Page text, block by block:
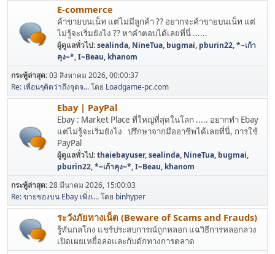
E-commerce
ค้าขายบนเน็ท แต่ไม่มีลูกค้า ?? อยากจะค้าขายบนเน็ท แต่
ไม่รู้จะเริ่มยังไง ?? หาคำตอบได้เลยที่นี่ ......
ผู้ดูแลทั่วไป:sealinda, NineTua, bugmai, pburin22,*~เก้า
คุง~*,I~Beau, khanom
กระทู้ล่าสุด:03 สิงหาคม 2026, 00:00:37
Re: เพื่อนๆคิดว่าถึงจุดจ...โดย Loadgame-pc.com
Ebay | PayPal
Ebay : Market Place ที่ใหญ่ที่สุดในโลก ..... อยากทำ Ebay
แต่ไม่รู้จะเริ่มยังไง ปรึกษาจากมืออาชีพได้เลยที่นี่, การใช้
PayPal
ผู้ดูแลทั่วไป:thaiebayuser,sealinda, NineTua, bugmai,
pburin22,*~เก้าคุง~*,I~Beau, khanom
กระทู้ล่าสุด:28 มีนาคม 2026, 15:00:03
Re: ขายของบน Ebay เพิ่งเ...โดย binhyper
ระวังภัยทางเน็ต (Beware of Scams and Frauds)
รู้ทันกลโกง แชร์ประสบการณ์ถูกหลอก แฉวิธีการหลอกลวง
เปิดเผยเหยื่อล่อและกับดักทางการตลาด